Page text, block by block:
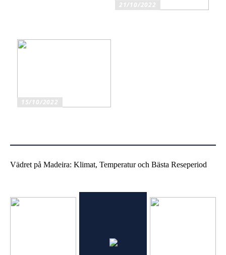
21/10/2022
15/10/2022
Vädret på Madeira: Klimat, Temperatur och Bästa Reseperiod